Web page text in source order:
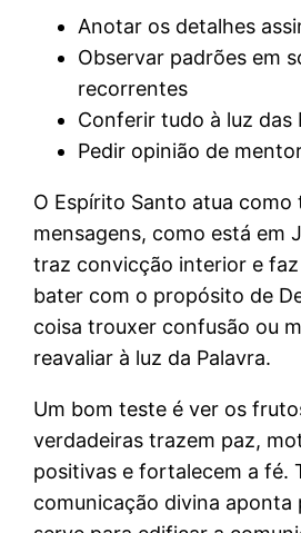
Anotar os detalhes
Observar padrões em
recorrentes
Conferir tudo à luz das
Pedir opinião de
O Espírito Santo atua como
mensagens, como está em
traz convicção interior e
bater com o propósito de
coisa trouxer confusão ou
reavaliar à luz da Palavra.
Um bom teste é ver os
verdadeiras trazem paz,
positivas e fortalecem a fé.
comunicação divina aponta